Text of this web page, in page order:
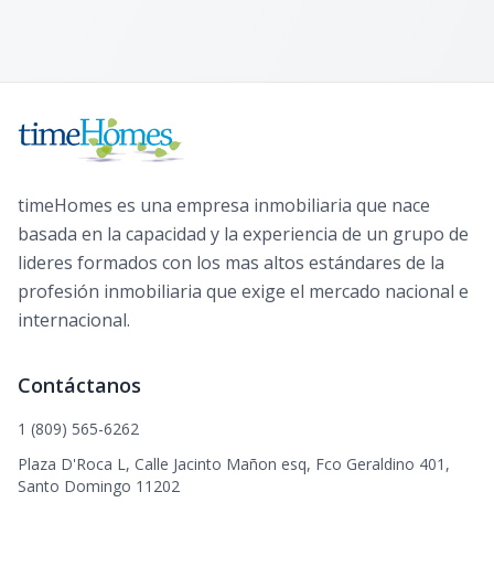
timeHomes es una empresa inmobiliaria que nace
basada en la capacidad y la experiencia de un grupo de
lideres formados con los mas altos estándares de la
profesión inmobiliaria que exige el mercado nacional e
internacional.
Contáctanos
1 (809) 565-6262
Plaza D'Roca L, Calle Jacinto Mañon esq, Fco Geraldino 401,
Santo Domingo 11202